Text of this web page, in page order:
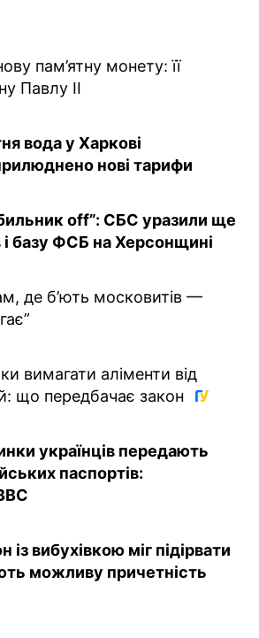
пам’ятну монету: її
Павлу II
вода у Харкові
нові тарифи
off”: СБС уразили ще
і базу ФСБ на Херсонщині
де б’ють московитів —
вимагати аліменти від
що передбачає закон
українців передають
паспортів:
із вибухівкою міг підірвати
можливу причетність